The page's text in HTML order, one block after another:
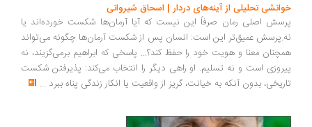
خوانشی تحلیلی از آینه‌های دردار | اسحاق شیروانی
پرسش اصلی رمان صرفاً این نیست که آیا آرمان‌ها شکست خورده‌اند یا
نه.پرسش عمیق‌تر این است: انسان پس از شکست آرمان‌ها چگونه می‌تواند
همچنان معنا و هویت خود را حفظ کند؟... پاسخی که ابراهیم برمی‌گزیند، نه
پیروزی است و نه تسلیم. او راهی دیگر را انتخاب می‌کند: پذیرفتن شکست
تاریخی، بدون آنکه به خیانت، گریز از واقعیت یا انکار زندگی پناه ببرد ...